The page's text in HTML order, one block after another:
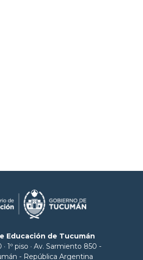
Educación de Tucumán
1º piso · Av. Sarmiento 850 -
- República Argentina